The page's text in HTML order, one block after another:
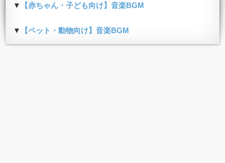
▼ 【赤ちゃん・子ども向け】音楽BGM
▼ 【ペット・動物向け】音楽BGM